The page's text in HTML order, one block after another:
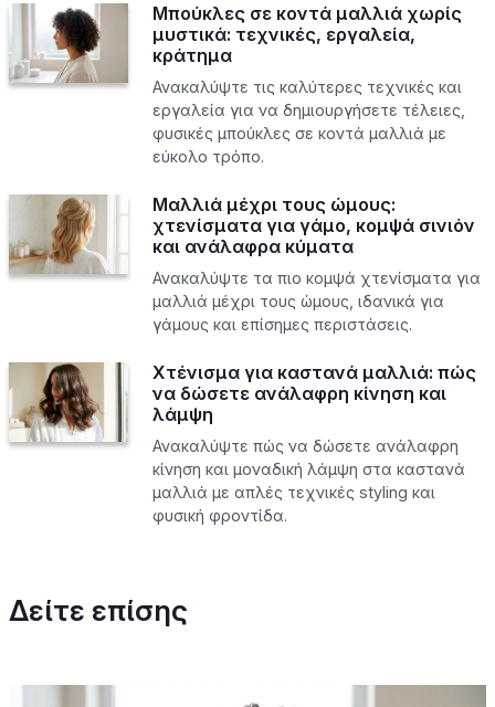
Μπούκλες σε κοντά μαλλιά χωρίς
μυστικά: τεχνικές, εργαλεία,
κράτημα
Ανακαλύψτε τις καλύτερες τεχνικές και
εργαλεία για να δημιουργήσετε τέλειες,
φυσικές μπούκλες σε κοντά μαλλιά με
εύκολο τρόπο.
Μαλλιά μέχρι τους ώμους:
χτενίσματα για γάμο, κομψά σινιόν
και ανάλαφρα κύματα
Ανακαλύψτε τα πιο κομψά χτενίσματα για
μαλλιά μέχρι τους ώμους, ιδανικά για
γάμους και επίσημες περιστάσεις.
Χτένισμα για καστανά μαλλιά: πώς
να δώσετε ανάλαφρη κίνηση και
λάμψη
Ανακαλύψτε πώς να δώσετε ανάλαφρη
κίνηση και μοναδική λάμψη στα καστανά
μαλλιά με απλές τεχνικές styling και
φυσική φροντίδα.
Δείτε επίσης